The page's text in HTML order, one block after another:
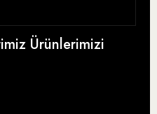
Ürünlerimizi